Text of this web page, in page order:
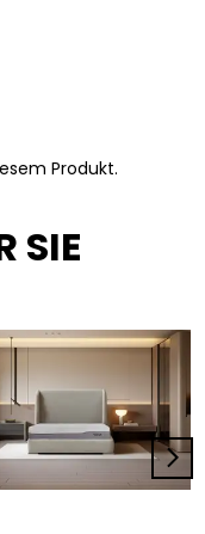
Produkt.
SIE